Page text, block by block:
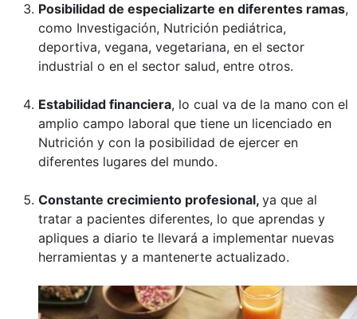
Posibilidad de especializarte en diferentes ramas,
como Investigación, Nutrición pediátrica,
deportiva, vegana, vegetariana, en el sector
industrial o en el sector salud, entre otros.
Estabilidad financiera, lo cual va de la mano con el
amplio campo laboral que tiene un licenciado en
Nutrición y con la posibilidad de ejercer en
diferentes lugares del mundo.
Constante crecimiento profesional, ya que al
tratar a pacientes diferentes, lo que aprendas y
apliques a diario te llevará a implementar nuevas
herramientas y a mantenerte actualizado.